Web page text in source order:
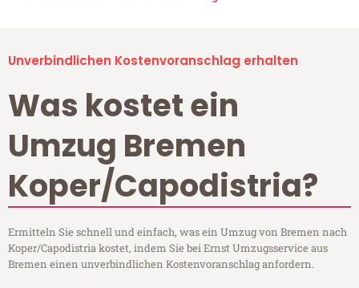
Unverbindlichen Kostenvoranschlag erhalten
Was kostet ein
Umzug Bremen
Koper/Capodistria?
Ermitteln Sie schnell und einfach, was ein Umzug von Bremen nach
Koper/Capodistria kostet, indem Sie bei Ernst Umzugsservice aus
Bremen einen unverbindlichen Kostenvoranschlag anfordern.